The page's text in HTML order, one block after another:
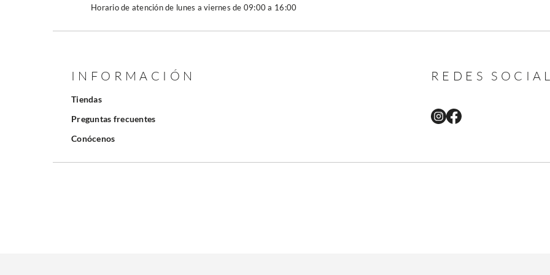
Horario de atención de lunes a viernes de 09:00 a 16:00
INFORMACIÓN
Tiendas
Preguntas frecuentes
Conócenos
REDES